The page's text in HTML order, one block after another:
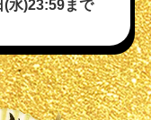
水)23:59まで